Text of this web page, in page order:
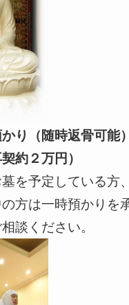
り（随時返骨可能
約２万円）
を予定している方
方は一時預かりを
談ください。